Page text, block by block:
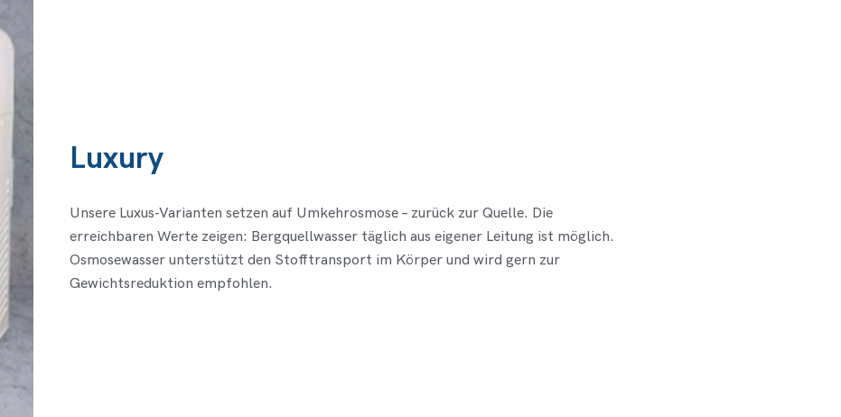
Luxury
Unsere Luxus-Varianten setzen auf Umkehrosmose – zurück zur Quelle. Die
erreichbaren Werte zeigen: Bergquellwasser täglich aus eigener Leitung ist möglich.
Osmosewasser unterstützt den Stofftransport im Körper und wird gern zur
Gewichtsreduktion empfohlen.